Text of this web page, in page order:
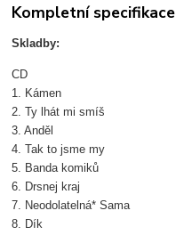
Kompletní specifikace
Skladby:
CD
1. Kámen
2. Ty lhát mi smíš
3. Anděl
4. Tak to jsme my
5. Banda komiků
6. Drsnej kraj
7. Neodolatelná* Sama
8. Dík